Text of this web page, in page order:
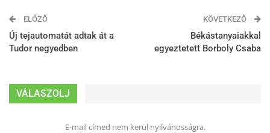
ELŐZŐ
Új tejautomatát adtak át a
Tudor negyedben
KÖVETKEZŐ
Békástanyaiakkal
egyeztetett Borboly Csaba
VÁLASZOLJ
E-mail címed nem kerül nyilvánosságra.